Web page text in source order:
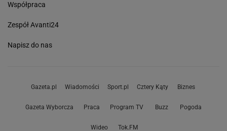
Współpraca
Zespół Avanti24
Napisz do nas
Gazeta.pl Wiadomości Sport.pl Cztery Kąty Biznes
Gazeta Wyborcza Praca Program TV Buzz Pogoda
Wideo Tok.FM